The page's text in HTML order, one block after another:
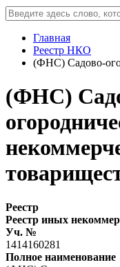
Главная
Реестр НКО
(ФНС) Садово-
(ФНС)
Реестр
Реестр иных
Уч. №
1414160281
Полное наименование